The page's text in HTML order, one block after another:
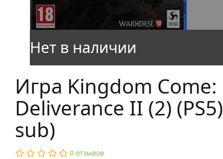
Игра Kingdom Come:
Deliverance II (2)
sub)
0 отзывов